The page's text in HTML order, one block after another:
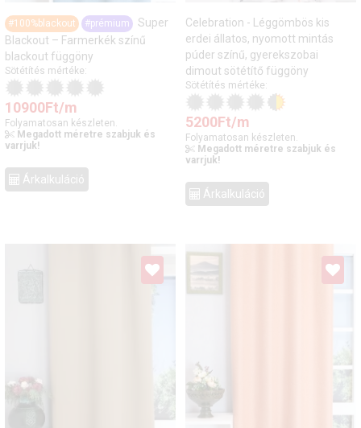
#100%blackout #prémium
Super
Blackout – Farmerkék színű
blackout függöny
Sötétítés mértéke:
10900Ft/m
Folyamatosan készleten.
Megadott méretre szabjuk és
varrjuk!
Árkalkuláció
Celebration - Léggömbös kis
erdei állatos, nyomott mintás
púder színű, gyerekszobai
dimout sötétítő függöny
Sötétítés mértéke:
5200Ft/m
Folyamatosan készleten.
Megadott méretre szabjuk és
varrjuk!
Árkalkuláció